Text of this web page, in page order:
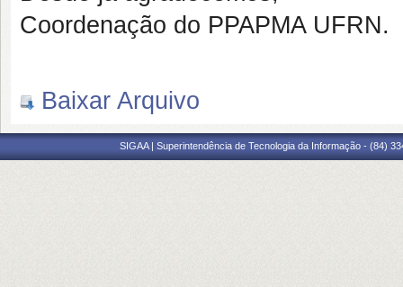
Coordenação do PPAPMA UFRN.
Baixar Arquivo
SIGAA | Superintendência de Tecnologia da Informação - (84)